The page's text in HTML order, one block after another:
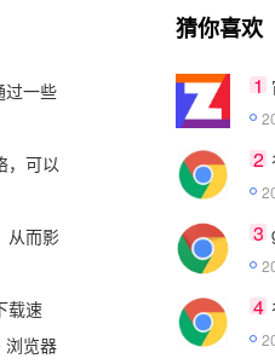
过一些
，可以
从而影
载速
浏览器
猜你喜欢
1
2
3
4